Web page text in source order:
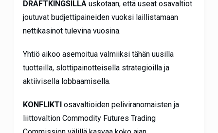
DRAFTKINGSILLÄ uskotaan, että useat osavaltiot
joutuvat budjettipaineiden vuoksi laillistamaan
nettikasinot tulevina vuosina.
Yhtiö aikoo asemoitua valmiiksi tähän uusilla
tuotteilla, slottipainotteisella strategioilla ja
aktiivisella lobbaamisella.
KONFLIKTIosavaltioiden peliviranomaisten ja
liittovaltion Commodity Futures Trading